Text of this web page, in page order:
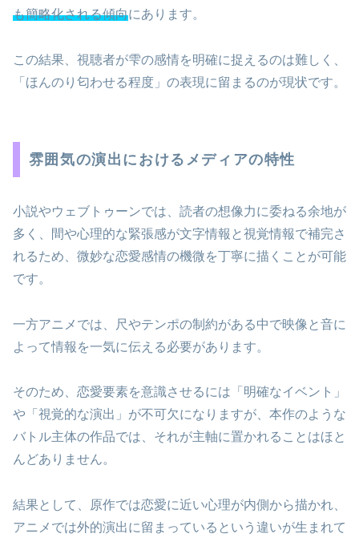
も簡略化される傾向にあります。
この結果、視聴者が雫の感情を明確に捉えるのは難しく、
「ほんのり匂わせる程度」の表現に留まるのが現状です。
雰囲気の演出におけるメディアの特性
小説やウェブトゥーンでは、読者の想像力に委ねる余地が
多く、間や心理的な緊張感が文字情報と視覚情報で補完さ
れるため、微妙な恋愛感情の機微を丁寧に描くことが可能
です。
一方アニメでは、尺やテンポの制約がある中で映像と音に
よって情報を一気に伝える必要があります。
そのため、恋愛要素を意識させるには「明確なイベント」
や「視覚的な演出」が不可欠になりますが、本作のような
バトル主体の作品では、それが主軸に置かれることはほと
んどありません。
結果として、原作では恋愛に近い心理が内側から描かれ、
アニメでは外的演出に留まっているという違いが生まれて